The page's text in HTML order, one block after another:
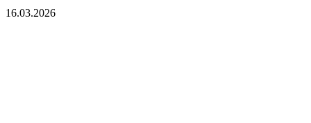
16.03.2026